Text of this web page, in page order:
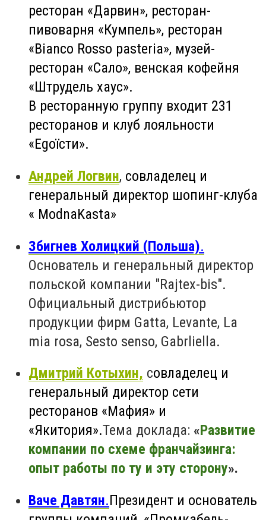
ресторан «Дарвин», ресторан-
пивоварня «Кумпель», ресторан
«Bianco Rosso pasteria», музей-
ресторан «Сало», венская кофейня
«Штрудель хаус».
В ресторанную группу входит 231
ресторанов и клуб лояльности
«Egoїсти».
Андрей Логвин, совладелец и
генеральный директор шопинг-клуба
« МodnaKasta»
Збигнев Холицкий (Польша).
Основатель и генеральный директор
польской компании "Rajtex-bis".
Официальный дистрибьютор
продукции фирм Gatta, Levante, La
mia rosa, Sesto senso, Gabrliella.
Дмитрий Котыхин, совладелец и
генеральный директор сети
ресторанов «Мафия» и
«Якитория».Тема доклада: «Развитие
компании по схеме франчайзинга:
опыт работы по ту и эту сторону».
Ваче Давтян.Президент и основатель